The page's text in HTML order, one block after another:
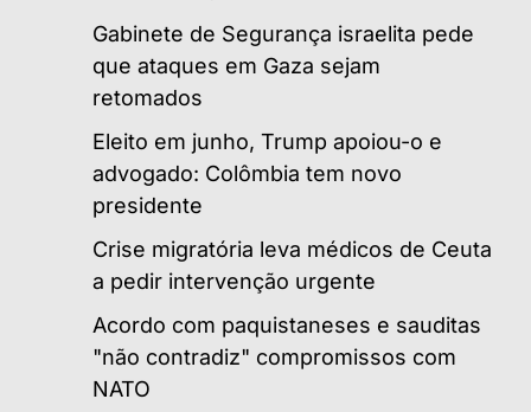
Gabinete de Segurança israelita pede
que ataques em Gaza sejam
retomados
Eleito em junho, Trump apoiou-o e
advogado: Colômbia tem novo
presidente
Crise migratória leva médicos de Ceuta
a pedir intervenção urgente
Acordo com paquistaneses e sauditas
"não contradiz" compromissos com
NATO